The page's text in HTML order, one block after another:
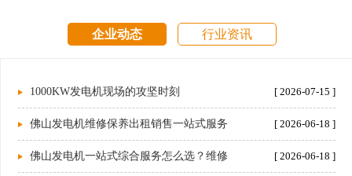
企业动态 行业资讯
1000KW发电机现场的攻坚时刻 [ 2026-07-15 ]
佛山发电机维修保养出租销售一站式服务 [ 2026-06-18 ]
佛山发电机一站式综合服务怎么选？维修 [ 2026-06-18 ]